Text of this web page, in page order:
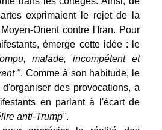
exprimaient le rejet de la
Orient contre l'Iran. Pour
émerge cette idée : le
malade, incompétent et
". Comme à son habitude, le
des provocations, a
en parlant à l'écart de
anti-Trump".